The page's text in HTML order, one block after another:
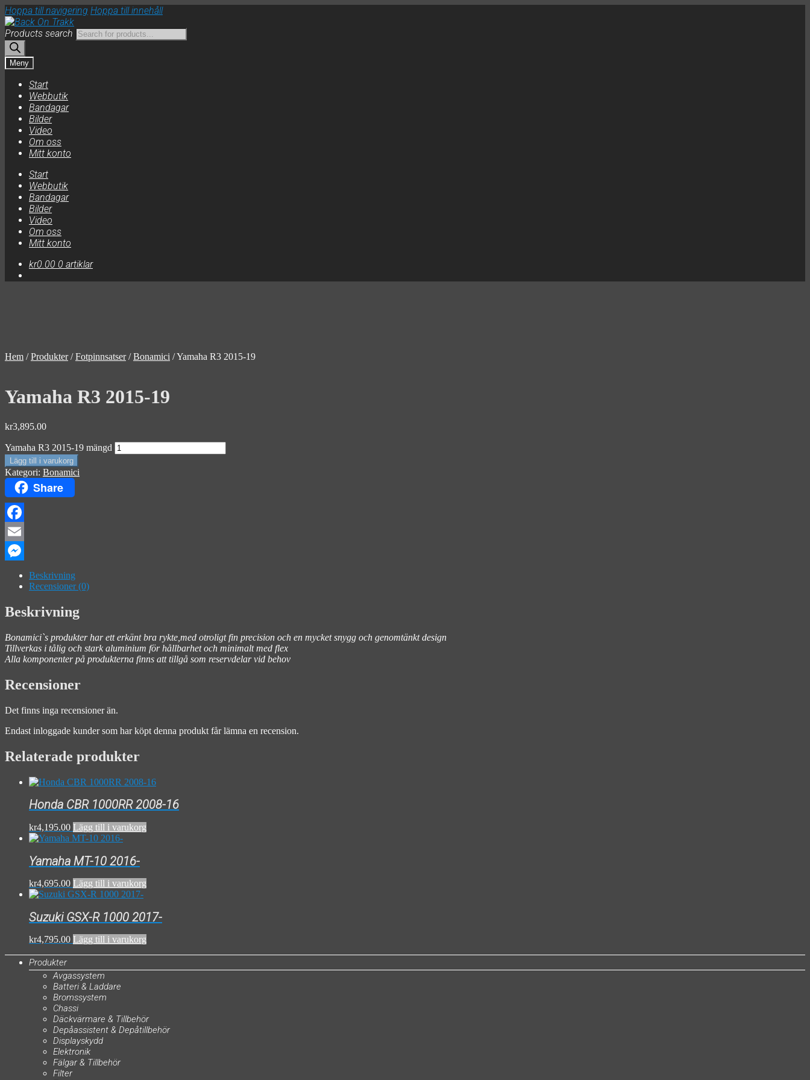
Hoppa till navigering Hoppa till innehåll
Products search
Meny
Start
Webbutik
Bandagar
Bilder
Video
Om oss
Mitt konto
Start
Webbutik
Bandagar
Bilder
Video
Om oss
Mitt konto
kr0.00 0 artiklar
Hem /Produkter/Fotpinnsatser/Bonamici /Yamaha R3 2015-19
Yamaha R3 2015-19
kr3,895.00
Yamaha R3 2015-19 mängd
Lägg till i varukorg
Kategori: Bonamici
Share
Facebook
Email
Messenger
Beskrivning
Recensioner (0)
Beskrivning
Bonamici`s produkter har ett erkänt bra rykte,med otroligt fin precision och en mycket snygg och genomtänkt design
Tillverkas i tålig och stark aluminium för hållbarhet och minimalt med flex
Alla komponenter på produkterna finns att tillgå som reservdelar vid behov
Recensioner
Det finns inga recensioner än.
Endast inloggade kunder som har köpt denna produkt får lämna en recension.
Relaterade produkter
Honda CBR 1000RR 2008-16
kr4,195.00 Lägg till i varukorg
Yamaha MT-10 2016-
kr4,695.00 Lägg till i varukorg
Suzuki GSX-R 1000 2017-
kr4,795.00 Lägg till i varukorg
Produkter
Avgassystem
Batteri & Laddare
Bromssystem
Chassi
Däckvärmare & Tillbehör
Depåassistent & Depåtillbehör
Displayskydd
Elektronik
Fälgar & Tillbehör
Filter